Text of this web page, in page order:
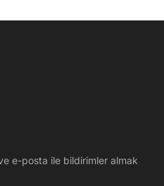
e-posta ile bildirimler almak